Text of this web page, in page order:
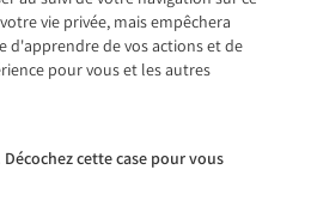
vie privée, mais empêchera
d'apprendre de vos actions et de
pour vous et les autres
cette case pour vous